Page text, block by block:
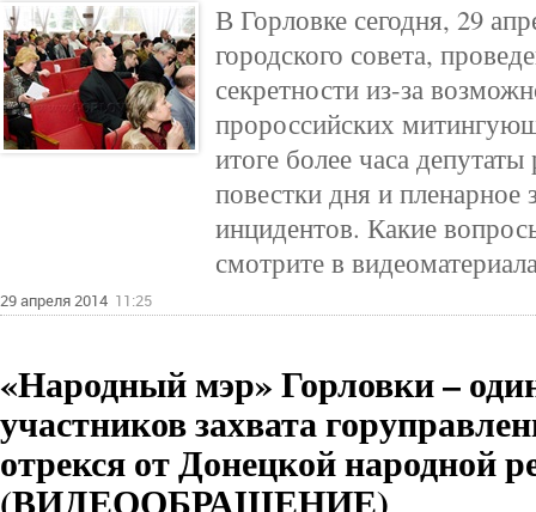
В Горловке сегодня, 29
городского совета,
секретности из-за
пророссийских
итоге более часа
повестки дня и пленарное
инцидентов. Какие
смотрите в
29 апреля 2014 11:25
«Народный мэр» Горловки –
участников захвата
отрекся от Донецкой народной